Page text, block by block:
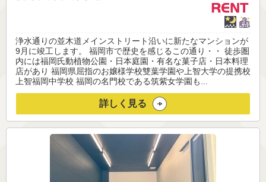
浄水通りの並木道メインストリート沿いに新たなマンションが
9月に竣工します。 福岡市で歴史を感じるこの通り・・ 徒歩圏
内には福岡氏動植物公園・日本庭園・有名な菓子店・日本料理
店があり 福岡県屈指のお嬢様学校雙葉学園や上智大学の提携校
上智福岡中学校 福岡の名門校である筑紫女学園も...
詳しく見る